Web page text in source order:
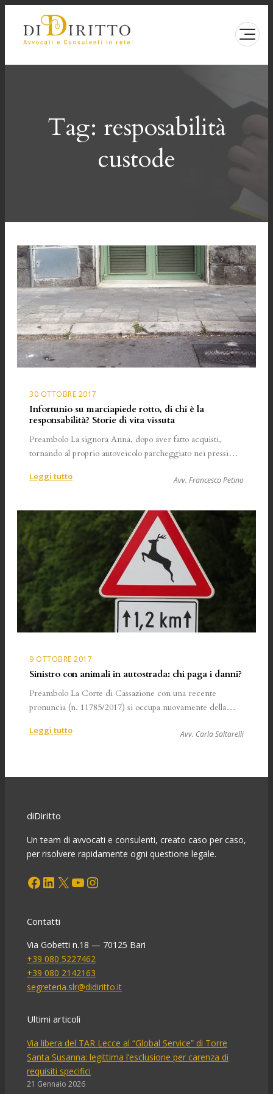
contenuto
Tag: resposabilità
custode
30 OTTOBRE 2017
Infortunio su marciapiede rotto, di chi è la
responsabilità? Storie di vita vissuta
Preambolo La signora Anna, dopo aver fatto acquisti,
tornando al proprio autoveicolo parcheggiato nei pressi…
Leggi tutto:
marciapiede
rotto,
responsabilità?
Storie
Avv. Francesco Petino
9 OTTOBRE 2017
Sinistro con animali in autostrada: chi paga i danni?
Preambolo La Corte di Cassazione con una recente
pronuncia (n. 11785/2017) si occupa nuovamente della…
Leggi tutto:
i
danni?
Avv. Carla Saltarelli
diDiritto
Un team di avvocati e consulenti, creato caso per caso,
per risolvere rapidamente ogni questione legale.
Facebook LinkedIn X YouTube Instagram
Contatti
Via Gobetti n.18 — 70125 Bari
+39 080 5227462
+39 080 2142163
segreteria.slr@didiritto.it
Ultimi articoli
Via libera del TAR Lecce al “Global Service” di Torre
Santa Susanna: legittima l’esclusione per carenza di
requisiti specifici
21 Gennaio 2026